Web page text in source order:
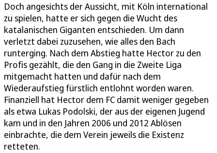
Doch angesichts der Aussicht, mit Köln international
zu spielen, hatte er sich gegen die Wucht des
katalanischen Giganten entschieden. Um dann
verletzt dabei zuzusehen, wie alles den Bach
runterging. Nach dem Abstieg hatte Hector zu den
Profis gezählt, die den Gang in die Zweite Liga
mitgemacht hatten und dafür nach dem
Wiederaufstieg fürstlich entlohnt worden waren.
Finanziell hat Hector dem FC damit weniger gegeben
als etwa Lukas Podolski, der aus der eigenen Jugend
kam und in den Jahren 2006 und 2012 Ablösen
einbrachte, die dem Verein jeweils die Existenz
retteten.